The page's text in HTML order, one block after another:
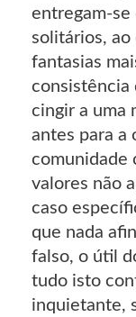
entregam-se
solitários, ao
fantasias
consistência
cingir a uma
antes para a
comunidade
valores não
caso
que nada
falso, o útil
tudo isto
inquietante,